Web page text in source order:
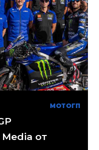
МОТОГП
от